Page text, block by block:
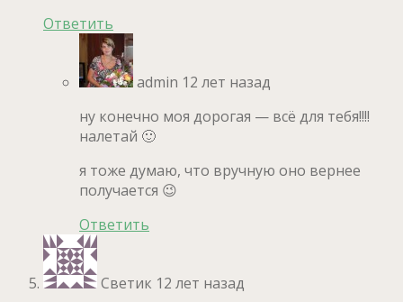
Ответить
admin 12 лет назад
ну конечно моя дорогая — всё для тебя!!!!
налетай 🙂
я тоже думаю, что вручную оно вернее
получается 😉
Ответить
Светик 12 лет назад